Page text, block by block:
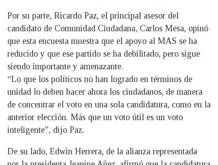
Por su parte, Ricardo Paz, el principal asesor del
candidato de Comunidad Ciudadana, Carlos Mesa, opinó
que esta encuesta muestra que el apoyo al MAS se ha
reducido y que ese partido se ha debilitado, pero sigue
siendo importante y amenazante.
“Lo que los políticos no han logrado en términos de
unidad lo deben hacer ahora los ciudadanos, de manera
de concentrar el voto en una sola candidatura, como en la
anterior elección. Más que un voto útil es un voto
inteligente”, dijo Paz.
De su lado, Edwin Herrera, de la alianza representada